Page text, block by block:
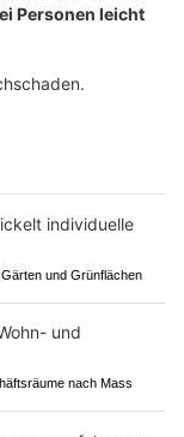
Personen leicht
und Grünflächen
nach Mass